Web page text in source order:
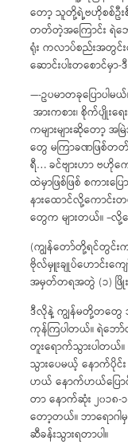
တော့ သူတို့ရဲ့ဗဟိုစစ်ဦးစီ
တတ်တဲ့အကြောင်း ရဲဘ
ရုံး ကလာပ်စည်းအတွင်
ဆောင်းပါးတစောင်မှ
—-ဥပမာတခုပြောပါမ
အားကစား၊ စိုက်ပျိုးရ
ကများများဆိုတော့
တွေ မကြာခဏဖြစ်တ
ရီ… ခင်ဗျားဟာ ဗဟိုက
ထဲမှာဖြစ်ဖြစ် စကားပ
နားထောင်လို့ကောင်း
တွေက များတယ်။ –လို့
(ကျွန်တော်တို့ရင်တွင်း
ဗိုလ်မှူးချုပ်ဟောင်းကျ
အမှတ်တရအတွဲ (၁) ဖြိုး
ဒီလိုနဲ့ ကျွန်မတို့တတွေ ၁
ကုန်ကြပါတယ်။ ရဲဘော်
တူးရောက်သွားပါတ
သွားပေမယ့် နောက်ပိုင်
ဟယ် နောက်ဟယ်ပြေ
တာ နောက်ဆုံး ၂၀၁၈
တော့တယ်။ ဘာရောဂါ
ဆီခန်းသွားရတာပါ။